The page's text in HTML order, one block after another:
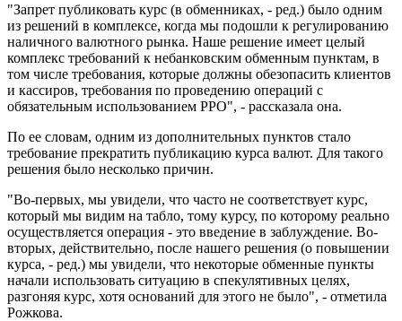
"Запрет публиковать курс (в обменниках, - ред.) было одним
из решений в комплексе, когда мы подошли к регулированию
наличного валютного рынка. Наше решение имеет целый
комплекс требований к небанковским обменным пунктам, в
том числе требования, которые должны обезопасить клиентов
и кассиров, требования по проведению операций с
обязательным использованием РРО", - рассказала она.
По ее словам, одним из дополнительных пунктов стало
требование прекратить публикацию курса валют. Для такого
решения было несколько причин.
"Во-первых, мы увидели, что часто не соответствует курс,
который мы видим на табло, тому курсу, по которому реально
осуществляется операция - это введение в заблуждение. Во-
вторых, действительно, после нашего решения (о повышении
курса, - ред.) мы увидели, что некоторые обменные пункты
начали использовать ситуацию в спекулятивных целях,
разгоняя курс, хотя оснований для этого не было", - отметила
Рожкова.